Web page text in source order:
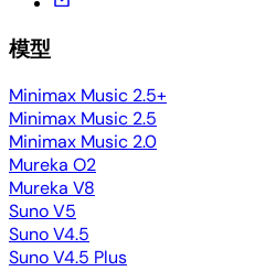
模型
Minimax Music 2.5+
Minimax Music 2.5
Minimax Music 2.0
Mureka O2
Mureka V8
Suno V5
Suno V4.5
Suno V4.5 Plus